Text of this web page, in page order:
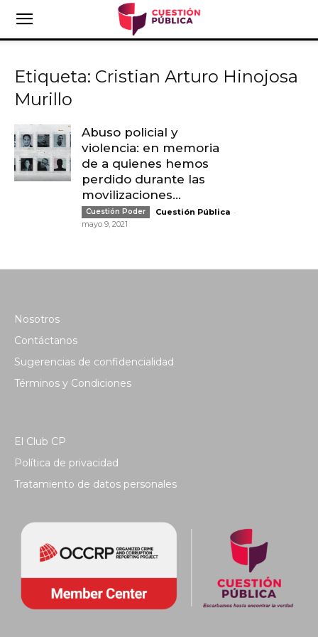
Etiqueta: Cristian Arturo Hinojosa
Murillo
Abuso policial y
violencia: en memoria
de a quienes hemos
perdido durante las
movilizaciones...
Cuestión Poder Cuestión Pública -
mayo 9, 2021
Nosotros
Contáctanos
Sugerencias de confidencialidad
Términos y Condiciones
El Club CP
Política de privacidad
Tratamiento de datos personales